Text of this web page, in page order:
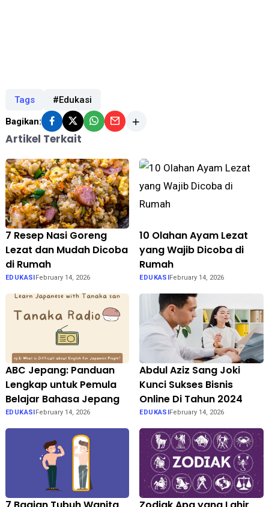
Tags #Edukasi
Bagikan:
Artikel Terkait
7 Resep Nasi Goreng
Lezat dan Mudah Dicoba
di Rumah
EDUKASIFebruary 14, 2026
10 Olahan Ayam Lezat
yang Wajib Dicoba di
Rumah
EDUKASIFebruary 14, 2026
ABC Jepang: Panduan
Lengkap untuk Pemula
Belajar Bahasa Jepang
EDUKASI February 14, 2026
Abdul Aziz Sang Joki
Kunci Sukses Bisnis
Online Di Tahun 2024
EDUKASI February 14, 2026